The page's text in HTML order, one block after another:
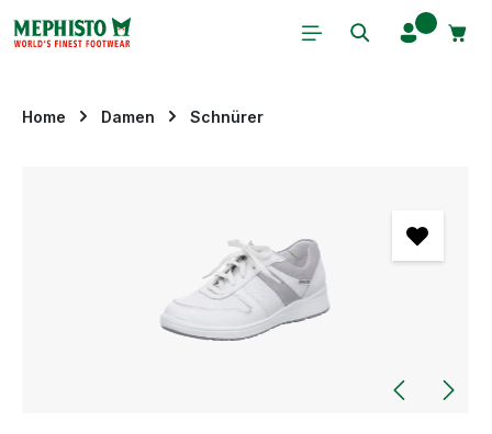
Zum Hauptinhalt springen
Home Damen Schnürer